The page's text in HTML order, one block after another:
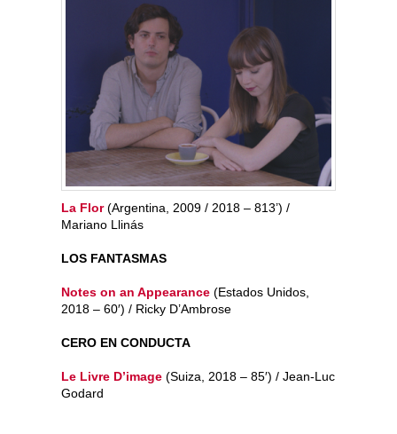
La Flor​ (Argentina, 2009 / 2018 – 813’) /
Mariano Llinás
LOS FANTASMAS
Notes on an Appearance (Estados Unidos,
2018 – 60′) / Ricky D’Ambrose
CERO EN CONDUCTA
Le Livre D’image ​(Suiza, 2018 – 85′) / Jean-Luc
Godard